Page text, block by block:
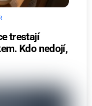
trestají
Kdo nedojí,